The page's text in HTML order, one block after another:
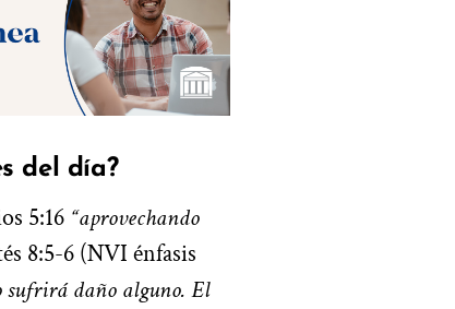
del día?
5:16 “aprovechando
8:5-6 (NVI énfasis
sufrirá daño alguno. El